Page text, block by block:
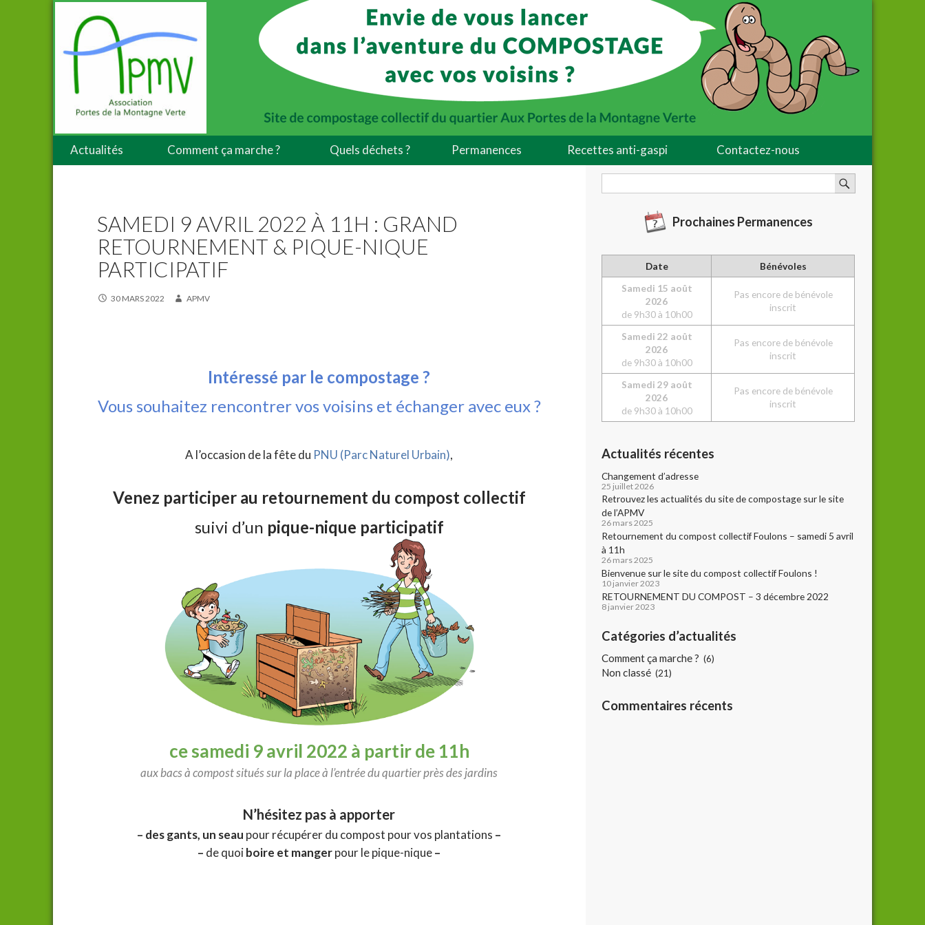
Actualités Comment ça marche ? Quels déchets ? Permanences Recettes anti-gaspi Contactez-nous
SAMEDI 9 AVRIL 2022 À 11H : GRAND
RETOURNEMENT & PIQUE-NIQUE
PARTICIPATIF
30 MARS 2022 APMV
Intéressé par le compostage ?
Vous souhaitez rencontrer vos voisins et échanger avec eux ?
A l’occasion de la fête du PNU (Parc Naturel Urbain),
Venez participer au retournement du compost collectif
suivi d’un pique-nique participatif
ce samedi 9 avril 2022 à partir de 11h
aux bacs à compost situés sur la place à l’entrée du quartier près des jardins
N’hésitez pas à apporter
– des gants, un seau pour récupérer du compost pour vos plantations –
– de quoiboire et mangerpour le pique-nique–
Prochaines Permanences
Date
Bénévoles
Samedi 15 août
2026
de 9h30 à 10h00
Pas encore de bénévole
inscrit
Samedi 22 août
2026
de 9h30 à 10h00
Pas encore de bénévole
inscrit
Samedi 29 août
2026
de 9h30 à 10h00
Pas encore de bénévole
inscrit
Actualités récentes
Changement d’adresse
25 juillet 2026
Retrouvez les actualités du site de compostage sur le site
de l’APMV
26 mars 2025
Retournement du compost collectif Foulons – samedi 5 avril
à 11h
26 mars 2025
Bienvenue sur le site du compost collectif Foulons !
10 janvier 2023
RETOURNEMENT DU COMPOST – 3 décembre 2022
8 janvier 2023
Catégories d’actualités
Comment ça marche ? (6)
Non classé (21)
Commentaires récents